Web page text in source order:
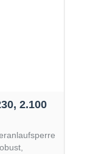
2.100